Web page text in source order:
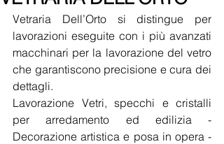
Vetraria Dell’Orto si distingue per
lavorazioni eseguite con i più avanzati
macchinari per la lavorazione del vetro
che garantiscono precisione e cura dei
dettagli.
Lavorazione Vetri, specchi e cristalli
per arredamento ed edilizia -
Decorazione artistica e posa in opera -